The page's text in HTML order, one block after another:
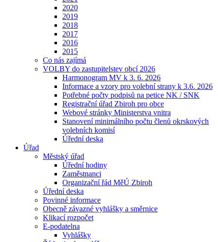
2020
2019
2018
2017
2016
2015
Co nás zajímá
VOLBY do zastupitelstev obcí 2026
Harmonogram MV k 3. 6. 2026
Informace a vzory pro volební strany k 3.6. 2026
Potřebné počty podpisů na petice NK / SNK
Registrační úřad Zbiroh pro obce
Webové stránky Ministerstva vnitra
Stanovení minimálního počtu členů okrskových
volebních komisí
Úřední deska
Úřad
Městský úřad
Úřední hodiny
Zaměstnanci
Organizační řád MěÚ Zbiroh
Úřední deska
Povinné informace
Obecně závazné vyhlášky a směrnice
Klikací rozpočet
E-podatelna
Vyhlášky